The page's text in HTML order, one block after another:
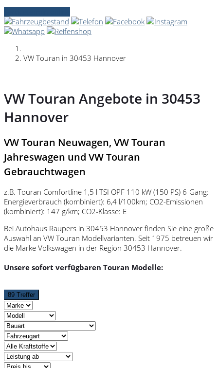
VW Touran in 30453 Hannover
VW Touran Angebote in 30453
Hannover
VW Touran Neuwagen, VW Touran
Jahreswagen und VW Touran
Gebrauchtwagen
z.B. Touran Comfortline 1,5 l TSI OPF 110 kW (150 PS) 6-Gang:
Energieverbrauch (kombiniert): 6,4 l/100km; CO2-Emissionen
(kombiniert): 147 g/km; CO2-Klasse: E
Bei Autohaus Raupers in 30453 Hannover finden Sie eine große
Auswahl an VW Touran Modellvarianten. Seit 1975 betreuen wir
die Marke Volkswagen in der Region 30453 Hannover.
Unsere sofort verfügbaren Touran Modelle:
89 Treffer